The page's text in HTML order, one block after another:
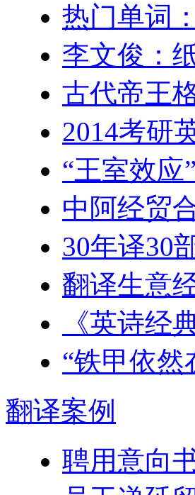
热门单词
李文俊：
古代帝王
2014考研
“王室效应
中阿经贸
30年译30
翻译生意
《英诗经
“铁甲依然
翻译案例
聘用意向